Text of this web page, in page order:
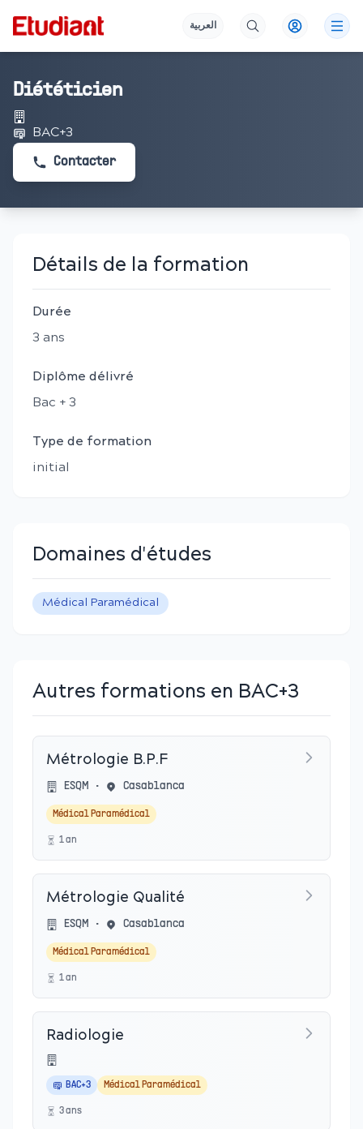
العربية
Diététicien
BAC+3
Contacter
Détails de la formation
Durée
3 ans
Diplôme délivré
Bac + 3
Type de formation
initial
Domaines d'études
Médical Paramédical
Autres formations en BAC+3
Métrologie B.P.F
ESQM • Casablanca
Médical Paramédical
1an
Métrologie Qualité
ESQM • Casablanca
Médical Paramédical
1an
Radiologie
BAC+3 Médical Paramédical
3ans